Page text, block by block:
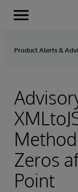
Skip to content
Menu
Product Alerts &
Zeros
Point